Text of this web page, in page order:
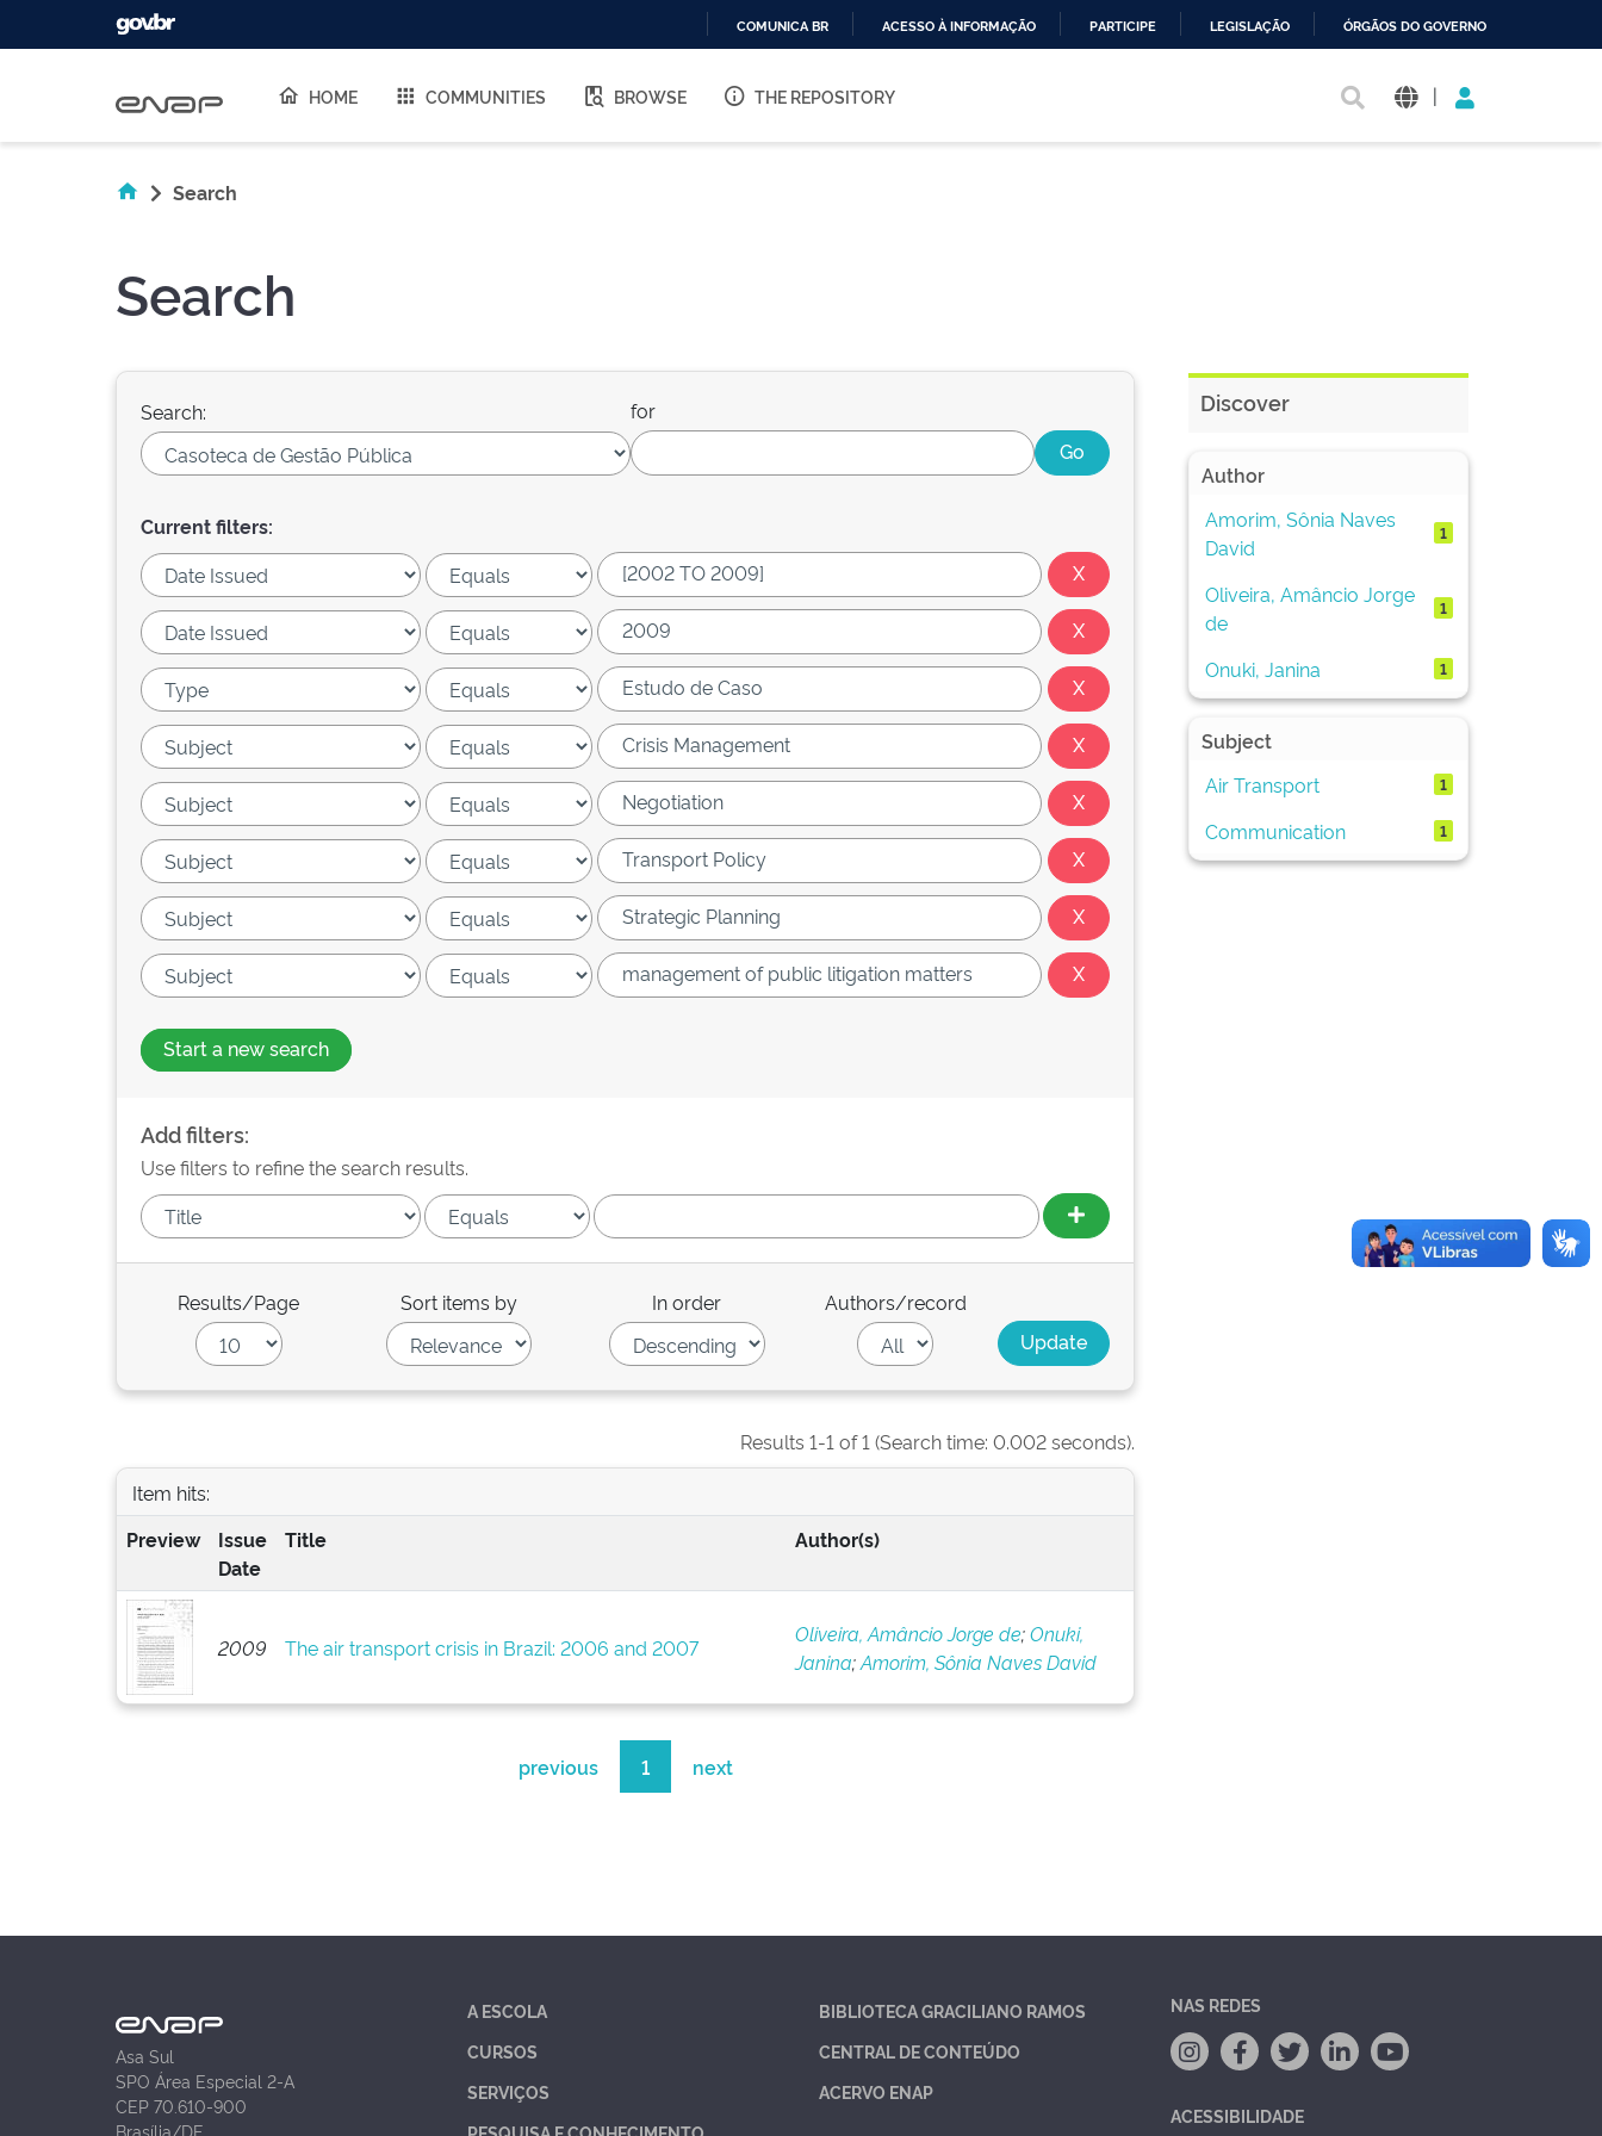
O
COMUNICA BR ACESSO À INFORMAÇÃO PARTICIPE LEGISLAÇÃO ÓRGÃOS DO GOVERNO
HOME COMMUNITIES BROWSE THE REPOSITORY |
Search
Search
Search: for
Current filters:
Start a new search
Add filters:
Use filters to refine the search results.
Results/Page Sort items by In order Authors/record
Results 1-1 of 1 (Search time: 0.002 seconds).
Item hits:
Preview
Issue
Date
Title Author(s)
2009 The air transport crisis in Brazil: 2006 and 2007
Oliveira, Amâncio Jorge de;Onuki,
Janina;Amorim, Sônia Naves David
previous 1 next
Discover
Author
Amorim, Sônia Naves
David
1
Oliveira, Amâncio Jorge
de
1
Onuki, Janina 1
Subject
Air Transport
1
Communication 1
Asa Sul
SPO Área Especial 2-A
CEP 70.610-900
Brasília/DF
A ESCOLA
CURSOS
SERVIÇOS
BIBLIOTECA GRACILIANO RAMOS
CENTRAL DE CONTEÚDO
ACERVO ENAP
NAS REDES
ACESSIBILIDADE